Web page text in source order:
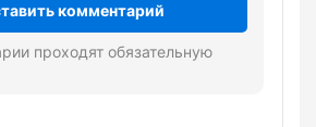
комментарий
проходят обязательную